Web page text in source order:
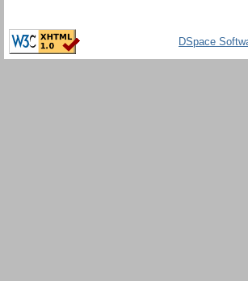
DSpace